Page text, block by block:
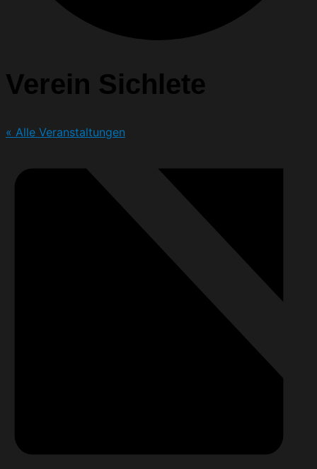
Verein Sichlete
« Alle Veranstaltungen